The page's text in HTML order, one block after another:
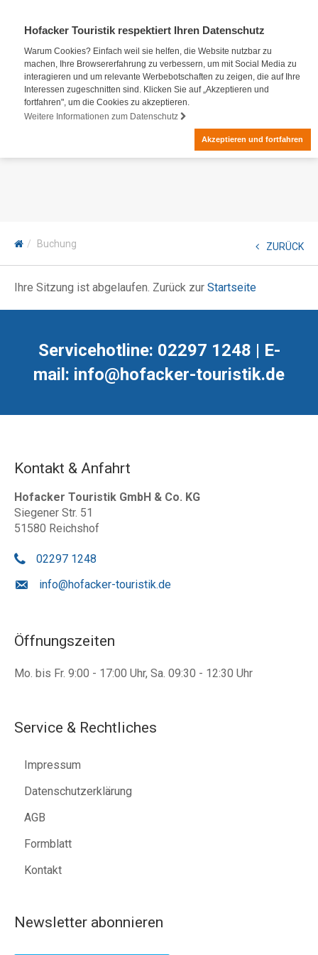
Hofacker Touristik respektiert Ihren Datenschutz
Warum Cookies? Einfach weil sie helfen, die Website nutzbar zu
machen, Ihre Browsererfahrung zu verbessern, um mit Social Media zu
interagieren und um relevante Werbebotschaften zu zeigen, die auf Ihre
Interessen zugeschnitten sind. Klicken Sie auf „Akzeptieren und
fortfahren", um die Cookies zu akzeptieren.
Weitere Informationen zum Datenschutz
Akzeptieren und fortfahren
Buchung ZURÜCK
Ihre Sitzung ist abgelaufen. Zurück zur Startseite
Servicehotline: 02297 1248 | E-
mail: info@hofacker-touristik.de
Kontakt & Anfahrt
Hofacker Touristik GmbH & Co. KG
Siegener Str. 51
51580 Reichshof
02297 1248
info@hofacker-touristik.de
Öffnungszeiten
Mo. bis Fr. 9:00 - 17:00 Uhr, Sa. 09:30 - 12:30 Uhr
Service & Rechtliches
Impressum
Datenschutzerklärung
AGB
Formblatt
Kontakt
Newsletter abonnieren